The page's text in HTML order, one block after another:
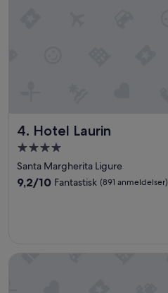
4. Hotel Laurin
Hotel Laurin
Overnattingssted
med
4.0
stjerner
Santa Margherita Ligure
9.2
9,2/10 Fantastisk (891 anmeldelser)